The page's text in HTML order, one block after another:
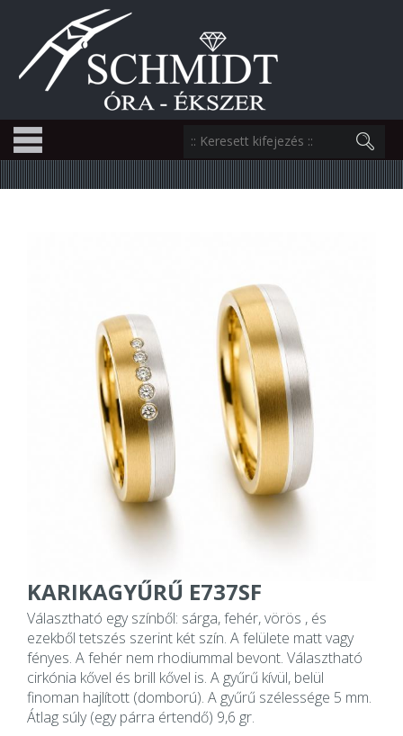
KARIKAGYŰRŰ E737SF
Választható egy színből: sárga, fehér, vörös , és
ezekből tetszés szerint két szín. A felülete matt vagy
fényes. A fehér nem rhodiummal bevont. Választható
cirkónia kővel és brill kővel is. A gyűrű kívül, belül
finoman hajlított (domború). A gyűrű szélessége 5 mm.
Átlag súly (egy párra értendő) 9,6 gr.